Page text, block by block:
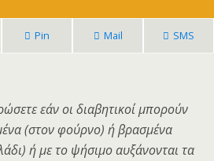
Pin Mail SMS
εάν οι διαβητικοί μπορούν
(στον φούρνο) ή βρασμένα
ή με το ψήσιμο αυξάνονται τα